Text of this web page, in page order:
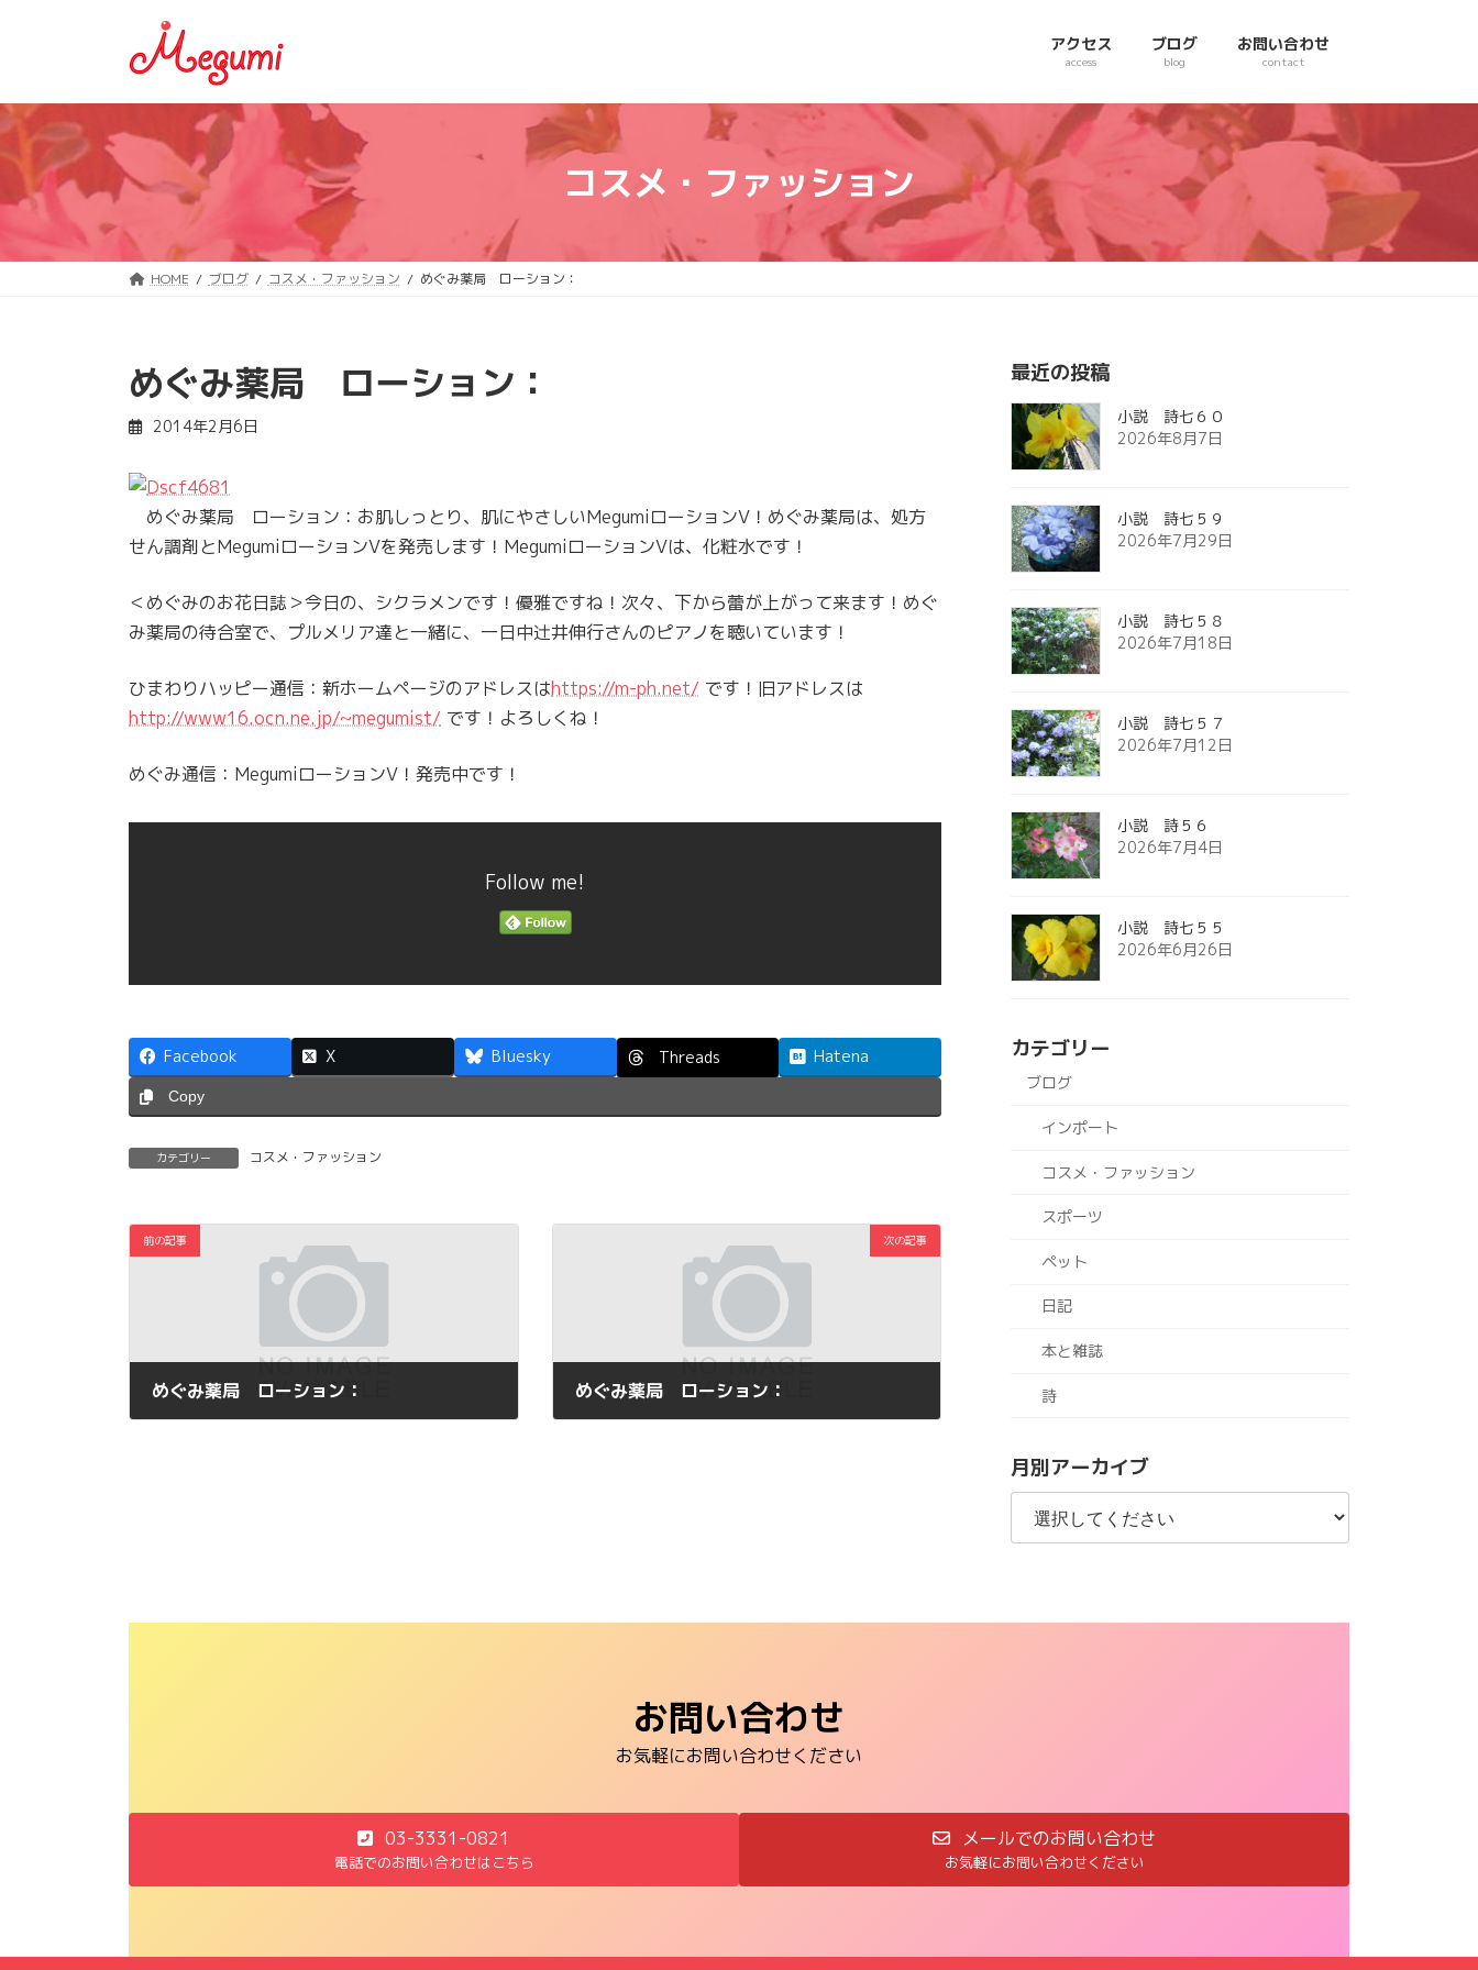
ツ
へ
ス
ッ
シ
ョ
ン
移
アクセス
access
ブログ
blog
お問い合わせ
contact
コスメ・ファッション
HOME ブログ コスメ・ファッション めぐみ薬局 ローション：
めぐみ薬局 ローション：
2014年2月6日
めぐみ薬局 ローション：お肌しっとり、肌にやさしいMegumiローションV！めぐみ薬局は、処方
せん調剤とMegumiローションVを発売します！MegumiローションVは、化粧水です！
＜めぐみのお花日誌＞今日の、シクラメンです！優雅ですね！次々、下から蕾が上がって来ます！めぐ
み薬局の待合室で、プルメリア達と一緒に、一日中辻井伸行さんのピアノを聴いています！
ひまわりハッピー通信：新ホームページのアドレスはhttps://m-ph.net/ です！旧アドレスは
http://www16.ocn.ne.jp/~megumist/ です！よろしくね！
めぐみ通信：MegumiローションV！発売中です！
Follow me!
Facebook X Bluesky Threads Hatena
Copy
カテゴリー コスメ・ファッション
前の記事
めぐみ薬局 ローション：
次の記事
めぐみ薬局 ローション：
最近の投稿
小説 詩七６０
2026年8月7日
小説 詩七５９
2026年7月29日
小説 詩七５８
2026年7月18日
小説 詩七５７
2026年7月12日
小説 詩５６
2026年7月4日
小説 詩七５５
2026年6月26日
カテゴリー
ブログ
インポート
コスメ・ファッション
スポーツ
ペット
日記
本と雑誌
詩
月別アーカイブ
お問い合わせ
お気軽にお問い合わせください
03-3331-0821
電話でのお問い合わせはこちら
メールでのお問い合わせ
お気軽にお問い合わせください